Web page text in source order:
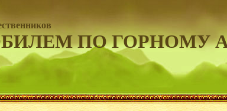
ПО ГОРНОМУ